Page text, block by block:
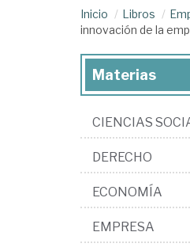
Inicio Libros
innovación de la
Materias
CIENCIAS
DERECHO
ECONOMÍA
EMPRESA